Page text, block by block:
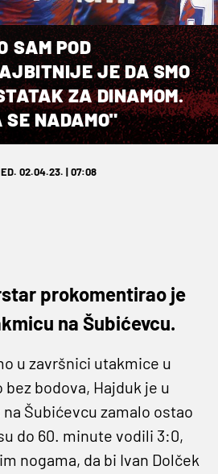
SAM POD
JE DA SMO
ZA DINAMOM.
SE NADAMO"
02.04.23. | 07:08
prokomentirao je
na Šubićevcu.
u završnici utakmice u
bodova, Hajduk je u
Šubićevcu zamalo ostao
do 60. minute vodili 3:0,
nogama, da bi Ivan Dolček